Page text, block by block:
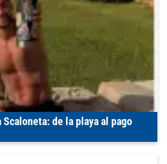
Scaloneta: de la playa al pago